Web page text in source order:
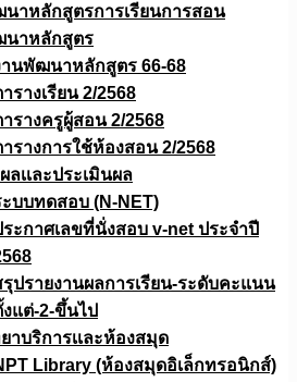
าหลักสูตรการเรียนการสอน
นาหลักสูตร
านพัฒนาหลักสูตร 66-68
ารางเรียน 2/2568
ารางครูผู้สอน 2/2568
ารางการใช้ห้องสอน 2/2568
ลเเละประเมินผล
บบทดสอบ (N-NET)
ะกาศเลขที่นั่งสอบ v-net ประจำปี
รุปรายงานผลการเรียน-ระดับคะแนน
งแต่-2-ขึ้นไป
าบริการเเละห้องสมุด
Library (ห้องสมุดอิเล็กทรอนิกส์)